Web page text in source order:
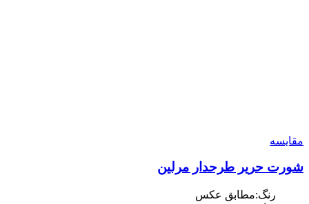
مقایسه
شورت حریر طرحدار مرلین
رنگ:مطابق عکس